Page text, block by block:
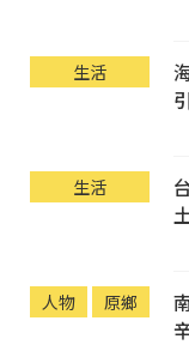
生活
生活
人物 原鄉